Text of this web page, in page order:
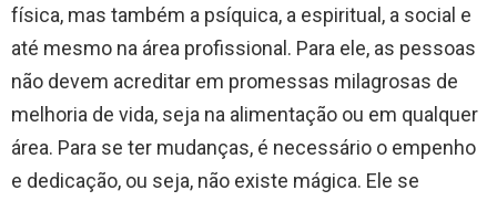
física, mas também a psíquica, a espiritual, a social e
até mesmo na área profissional. Para ele, as pessoas
não devem acreditar em promessas milagrosas de
melhoria de vida, seja na alimentação ou em qualquer
área. Para se ter mudanças, é necessário o empenho
e dedicação, ou seja, não existe mágica. Ele se